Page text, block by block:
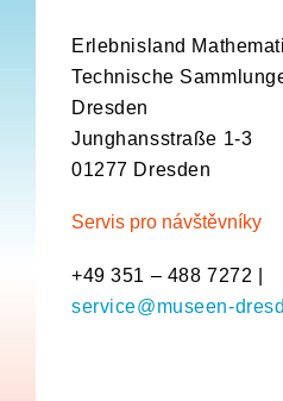
Erlebnisland
Technische
Dresden
Junghansstraße 1-3
01277 Dresden
Servis pro návštěvníky
+49 351 – 488 7272 |
service@museen-